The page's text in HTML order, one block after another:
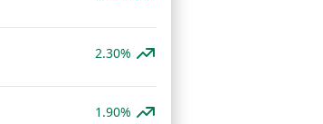
2.30%
1.90%